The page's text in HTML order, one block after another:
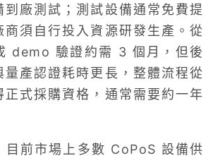
到廠測試；測試設備通常免費提
商須自行投入資源研發生產。從
demo 驗證約需 3 個月，但後
量產認證耗時更長，整體流程從
正式採購資格，通常需要約一年
目前市場上多數 CoPoS 設備供